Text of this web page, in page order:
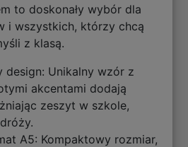
to doskonały wybór dla
i wszystkich, którzy chcą
z klasą.
design: Unikalny wzór z
akcentami dodają
zeszyt w szkole,
A5: Kompaktowy rozmiar,